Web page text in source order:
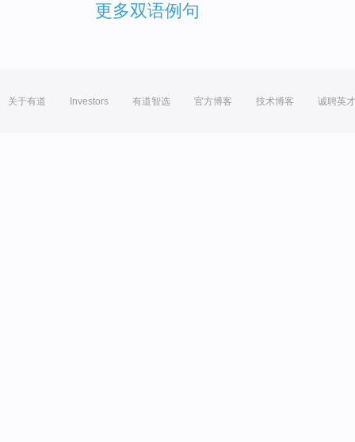
更多双语例句
关于有道 Investors 有道智选 官方博客 技术博客 诚聘英才